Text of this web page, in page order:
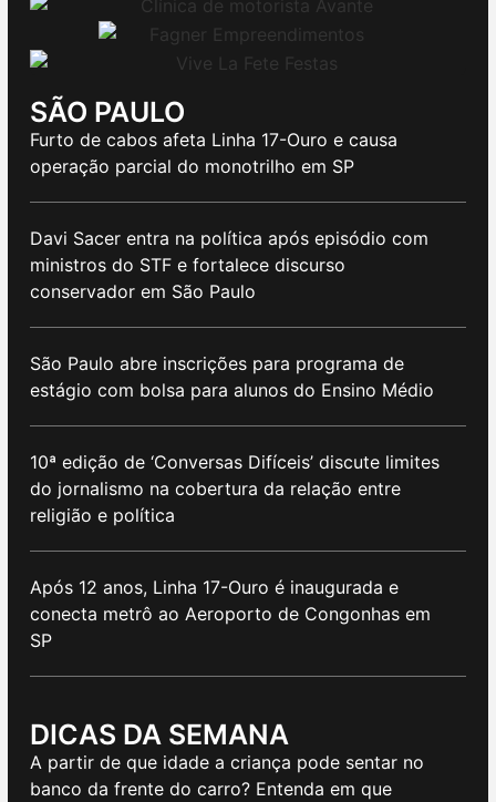
SÃO PAULO
Furto de cabos afeta Linha 17-Ouro e causa
operação parcial do monotrilho em SP
Davi Sacer entra na política após episódio com
ministros do STF e fortalece discurso
conservador em São Paulo
São Paulo abre inscrições para programa de
estágio com bolsa para alunos do Ensino Médio
10ª edição de ‘Conversas Difíceis’ discute limites
do jornalismo na cobertura da relação entre
religião e política
Após 12 anos, Linha 17-Ouro é inaugurada e
conecta metrô ao Aeroporto de Congonhas em
SP
DICAS DA SEMANA
A partir de que idade a criança pode sentar no
banco da frente do carro? Entenda em que